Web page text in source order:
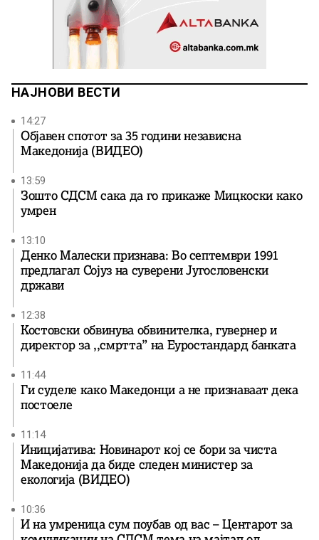
НАЈНОВИ ВЕСТИ
14:27
Објавен спотот за 35 години независна
Македонија (ВИДЕО)
13:59
Зошто СДСМ сака да го прикаже Мицкоски како
умрен
13:10
Денко Малески признава: Во септември 1991
предлагал Сојуз на суверени Југословенски
држави
12:38
Костовски обвинува обвинителка, гувернер и
директор за ,,смртта” на Еуростандард банката
11:44
Ги суделе како Македонци а не признаваат дека
постоеле
11:14
Иницијатива: Новинарот кој се бори за чиста
Македонија да биде следен министер за
екологија (ВИДЕО)
10:36
И на умреница сум поубав од вас – Центарот за